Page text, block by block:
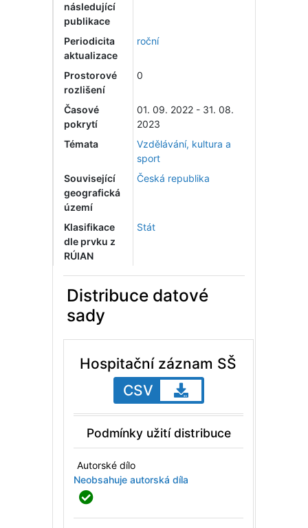
následující
publikace
Periodicita
aktualizace
roční
Prostorové
rozlišení
0
Časové
pokrytí
01. 09. 2022 - 31. 08.
2023
Témata
Vzdělávání, kultura a
sport
Související
geografická
území
Česká republika
Klasifikace
dle prvku z
RÚIAN
Stát
Distribuce datové
sady
Hospitační záznam SŠ
CSV
Podmínky užití distribuce
Autorské dílo
Neobsahuje autorská díla